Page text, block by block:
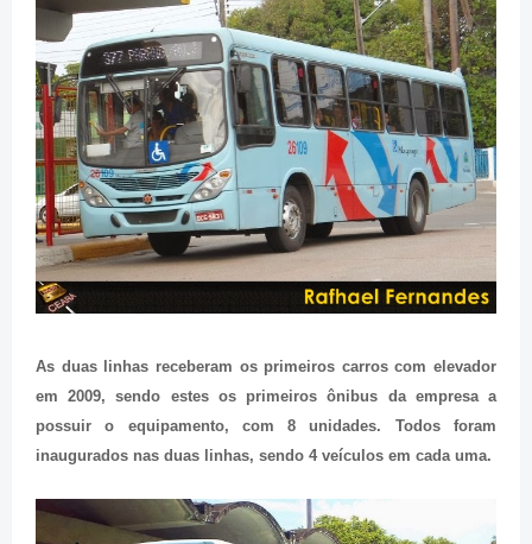
As duas linhas receberam os primeiros carros com elevador
em 2009, sendo estes os primeiros ônibus da empresa a
possuir o equipamento, com 8 unidades. Todos foram
inaugurados nas duas linhas, sendo 4 veículos em cada uma.